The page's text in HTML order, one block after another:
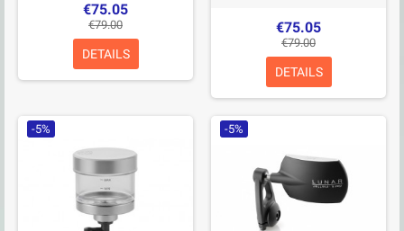
€75.05
€79.00
DETAILS
€75.05
€79.00
DETAILS
-5% -5%